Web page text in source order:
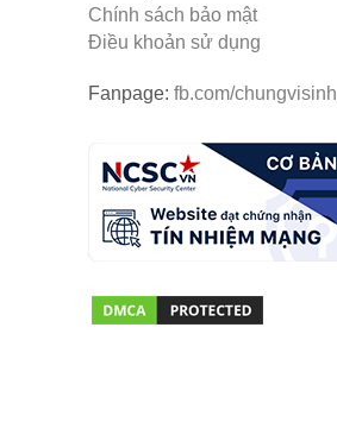
Chính sách bảo mật
Điều khoản sử dụng
Fanpage: fb.com/chungvisinh